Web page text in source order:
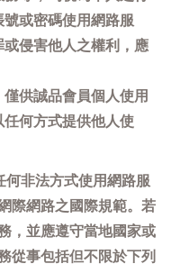
或密碼使用網路服
侵害他人之權利，應
供誠品會員個人使用
何方式提供他人使
何非法方式使用網路服
際網路之國際規範。若
，並應遵守當地國家或
從事包括但不限於下列